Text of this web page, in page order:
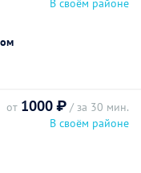
В своём районе
от 1000 ₽ / за 30 мин.
В своём районе